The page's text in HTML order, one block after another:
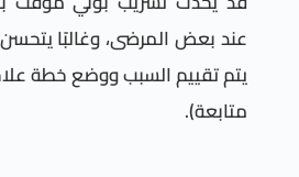
عند بعض المرضى، وغالبًا يتحسن
يتم تقييم السبب ووضع خطة
متابعة).